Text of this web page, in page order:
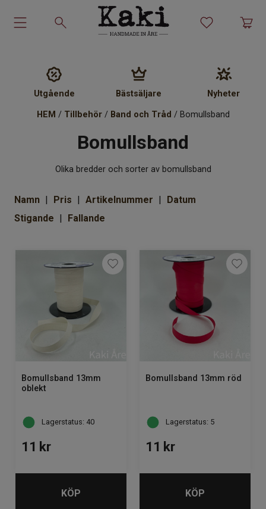
Ullprodukter
Presenter
Om Kaki
Utgående Bästsäljare Nyheter
HEM / Tillbehör/ Band och Tråd / Bomullsband
Bomullsband
Olika bredder och sorter av bomullsband
Namn Pris Artikelnummer
Datum
Stigande
Fallande
Bomullsband 13mm
oblekt
Lagerstatus: 40
11 kr
KÖP
Bomullsband 13mm röd
Lagerstatus: 5
11 kr
KÖP